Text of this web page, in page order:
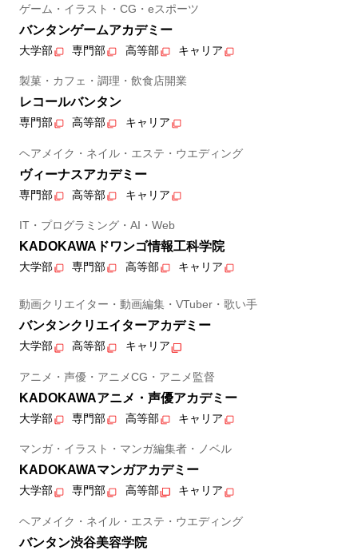
ゲーム・イラスト・CG・eスポーツ
バンタンゲームアカデミー
大学部 専門部 高等部 キャリア
製菓・カフェ・調理・飲食店開業
レコールバンタン
専門部 高等部 キャリア
ヘアメイク・ネイル・エステ・ウエディング
ヴィーナスアカデミー
専門部 高等部 キャリア
IT・プログラミング・AI・Web
KADOKAWAドワンゴ情報工科学院
大学部 専門部 高等部 キャリア
動画クリエイター・動画編集・VTuber・歌い手
バンタンクリエイターアカデミー
大学部 高等部 キャリア
アニメ・声優・アニメCG・アニメ監督
KADOKAWAアニメ・声優アカデミー
大学部 専門部 高等部 キャリア
マンガ・イラスト・マンガ編集者・ノベル
KADOKAWAマンガアカデミー
大学部 専門部 高等部 キャリア
ヘアメイク・ネイル・エステ・ウエディング
バンタン渋谷美容学院